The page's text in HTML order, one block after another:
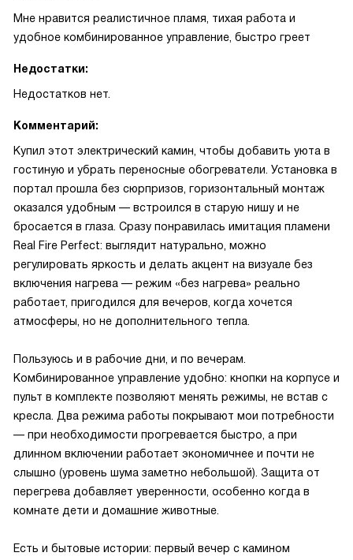
Мне нравится реалистичное пламя, тихая работа и
удобное комбинированное управление, быстро греет
Недостатки:
Недостатков нет.
Комментарий:
Купил этот электрический камин, чтобы добавить уюта в
гостиную и убрать переносные обогреватели. Установка в
портал прошла без сюрпризов, горизонтальный монтаж
оказался удобным — встроился в старую нишу и не
бросается в глаза. Сразу понравилась имитация пламени
Real Fire Perfect: выглядит натурально, можно
регулировать яркость и делать акцент на визуале без
включения нагрева — режим «без нагрева» реально
работает, пригодился для вечеров, когда хочется
атмосферы, но не дополнительного тепла.
Пользуюсь и в рабочие дни, и по вечерам.
Комбинированное управление удобно: кнопки на корпусе и
пульт в комплекте позволяют менять режимы, не встав с
кресла. Два режима работы покрывают мои потребности
— при необходимости прогревается быстро, а при
длинном включении работает экономичнее и почти не
слышно (уровень шума заметно небольшой). Защита от
перегрева добавляет уверенности, особенно когда в
комнате дети и домашние животные.
Есть и бытовые истории: первый вечер с камином